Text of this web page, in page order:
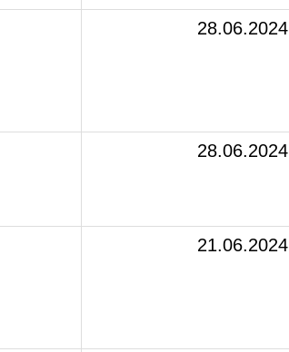
28.06.2024
28.06.2024
21.06.2024